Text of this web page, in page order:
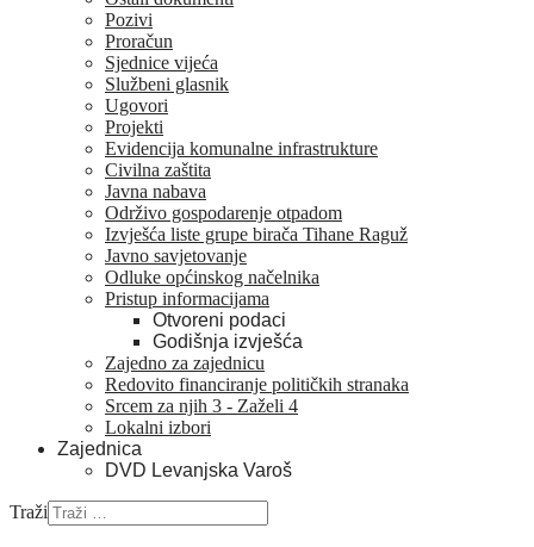
Pozivi
Proračun
Sjednice vijeća
Službeni glasnik
Ugovori
Projekti
Evidencija komunalne infrastrukture
Civilna zaštita
Javna nabava
Održivo gospodarenje otpadom
Izvješća liste grupe birača Tihane Raguž
Javno savjetovanje
Odluke općinskog načelnika
Pristup informacijama
Otvoreni podaci
Godišnja izvješća
Zajedno za zajednicu
Redovito financiranje političkih stranaka
Srcem za njih 3 - Zaželi 4
Lokalni izbori
Zajednica
DVD Levanjska Varoš
Traži